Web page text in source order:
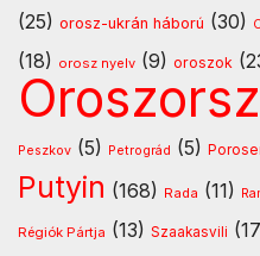
(25) orosz-ukrán háború (30)
(18) orosz nyelv (9) oroszok
Peszkov (5) Petrográd (5)
Putyin (168) Rada (11)
Régiók Pártja (13) Szaakasvili